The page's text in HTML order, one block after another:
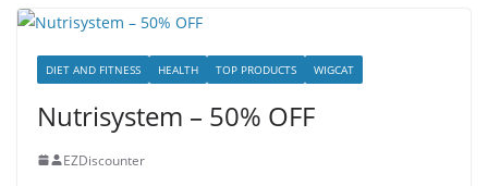
DIET AND FITNESS HEALTH TOP PRODUCTS WIGCAT
Nutrisystem – 50% OFF
EZDiscounter